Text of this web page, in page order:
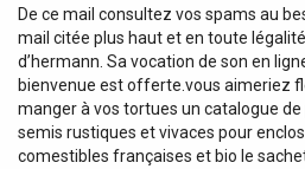
De ce mail consultez vos spams au
mail citée plus haut et en toute
d’hermann. Sa vocation de son en
bienvenue est offerte.vous aimeriez
manger à vos tortues un catalogue de
semis rustiques et vivaces pour
comestibles françaises et bio le